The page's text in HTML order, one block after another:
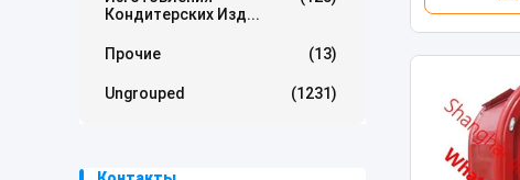
Кондитерских Изд...
Прочие (13)
Ungrouped (1231)